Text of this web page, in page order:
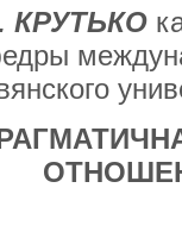
КРУТЬКО